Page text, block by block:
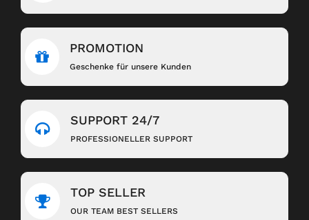
PROMOTION
Geschenke für unsere Kunden
SUPPORT 24/7
PROFESSIONELLER SUPPORT
TOP SELLER
OUR TEAM BEST SELLERS